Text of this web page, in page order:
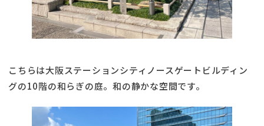
こちらは大阪ステーションシティノースゲートビルディン
グの10階の和らぎの庭。和の静かな空間です。